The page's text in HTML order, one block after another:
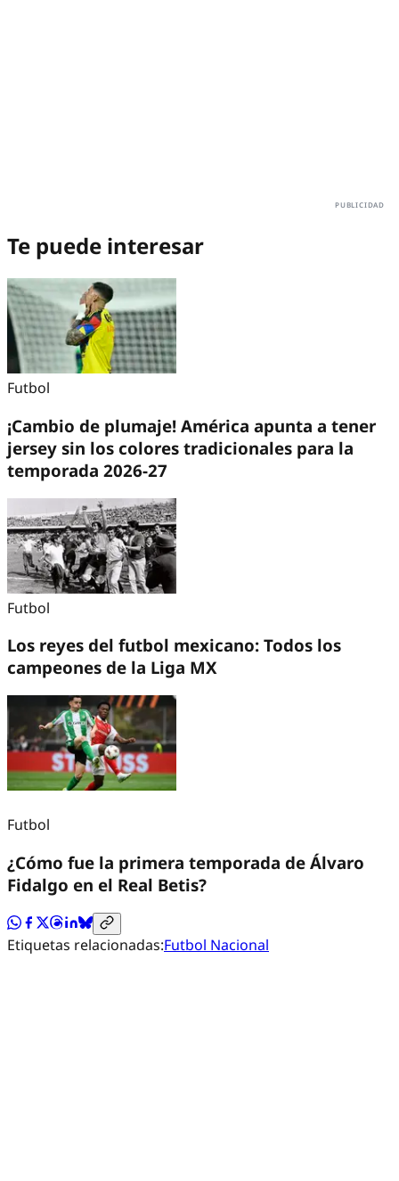
Te puede interesar
Futbol
¡Cambio de plumaje! América apunta a tener
jersey sin los colores tradicionales para la
temporada 2026-27
Futbol
Los reyes del futbol mexicano: Todos los
campeones de la Liga MX
Futbol
¿Cómo fue la primera temporada de Álvaro
Fidalgo en el Real Betis?
Etiquetas relacionadas:Futbol Nacional